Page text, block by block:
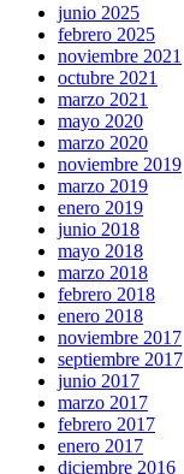
junio 2025
febrero 2025
noviembre 2021
octubre 2021
marzo 2021
mayo 2020
marzo 2020
noviembre 2019
marzo 2019
enero 2019
junio 2018
mayo 2018
marzo 2018
febrero 2018
enero 2018
noviembre 2017
septiembre 2017
junio 2017
marzo 2017
febrero 2017
enero 2017
diciembre 2016